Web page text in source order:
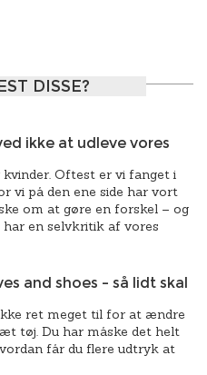
DISSE?
ikke at udleve vores
Oftest er vi fanget i
vi på den ene side har vort
om at gøre en forskel – og
har en selvkritik af vores
and shoes – så lidt skal
ret meget til for at ændre
tøj. Du har måske det helt
får du flere udtryk at